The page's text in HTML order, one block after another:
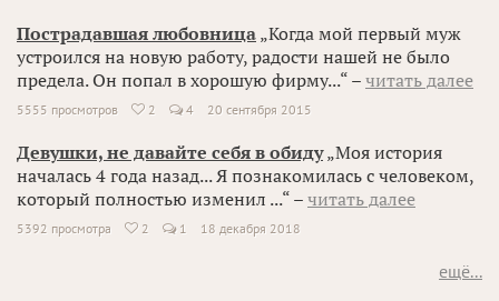
Пострадавшая любовница „Когда мой первый муж
устроился на новую работу, радости нашей не было
предела. Он попал в хорошую фирму...“ – читать далее
5555 просмотров  2 4 20 сентября 2015
Девушки, не давайте себя в обиду„Моя история
началась 4 года назад... Я познакомилась с человеком,
который полностью изменил ...“ – читать далее
5392 просмотра  2 1 18 декабря 2018
ещё...